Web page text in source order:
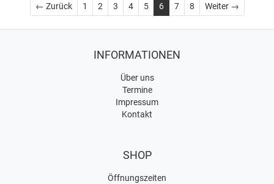
← ZurückZurück
1 2 3 4 5 6 7 8 Weiter →Weiter
INFORMATIONEN
Über uns
Termine
Impressum
Kontakt
SHOP
Öffnungszeiten